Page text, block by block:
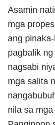
Asamin
mga
ang
pagbalik
nagsabi
mga salita
nila sa